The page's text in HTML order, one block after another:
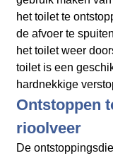
het toilet te
de afvoer te
het toilet weer
toilet is een
hardnekkige
Ontstoppen
rioolveer
De